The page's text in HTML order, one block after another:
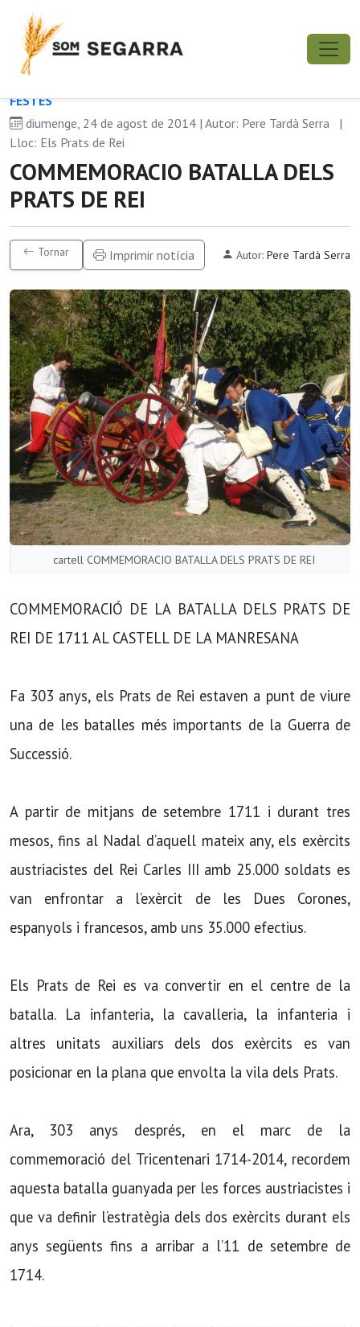
FESTES
diumenge, 24 de agost de 2014 | Autor: Pere Tardà Serra
|
Lloc: Els Prats de Rei
COMMEMORACIO BATALLA DELS
PRATS DE REI
Tornar Imprimir notícia Autor: Pere Tardà Serra
cartell COMMEMORACIO BATALLA DELS PRATS DE REI
COMMEMORACIÓ DE LA BATALLA DELS PRATS DE
REI DE 1711 AL CASTELL DE LA MANRESANA
Fa 303 anys, els Prats de Rei estaven a punt de viure
una de les batalles més importants de la Guerra de
Successió.
A partir de mitjans de setembre 1711 i durant tres
mesos, fins al Nadal d’aquell mateix any, els exèrcits
austriacistes del Rei Carles III amb 25.000 soldats es
van enfrontar a l’exèrcit de les Dues Corones,
espanyols i francesos, amb uns 35.000 efectius.
Els Prats de Rei es va convertir en el centre de la
batalla. La infanteria, la cavalleria, la infanteria i
altres unitats auxiliars dels dos exèrcits es van
posicionar en la plana que envolta la vila dels Prats.
Ara, 303 anys després, en el marc de la
commemoració del Tricentenari 1714-2014, recordem
aquesta batalla guanyada per les forces austriacistes i
que va definir l’estratègia dels dos exèrcits durant els
anys següents fins a arribar a l’11 de setembre de
1714.